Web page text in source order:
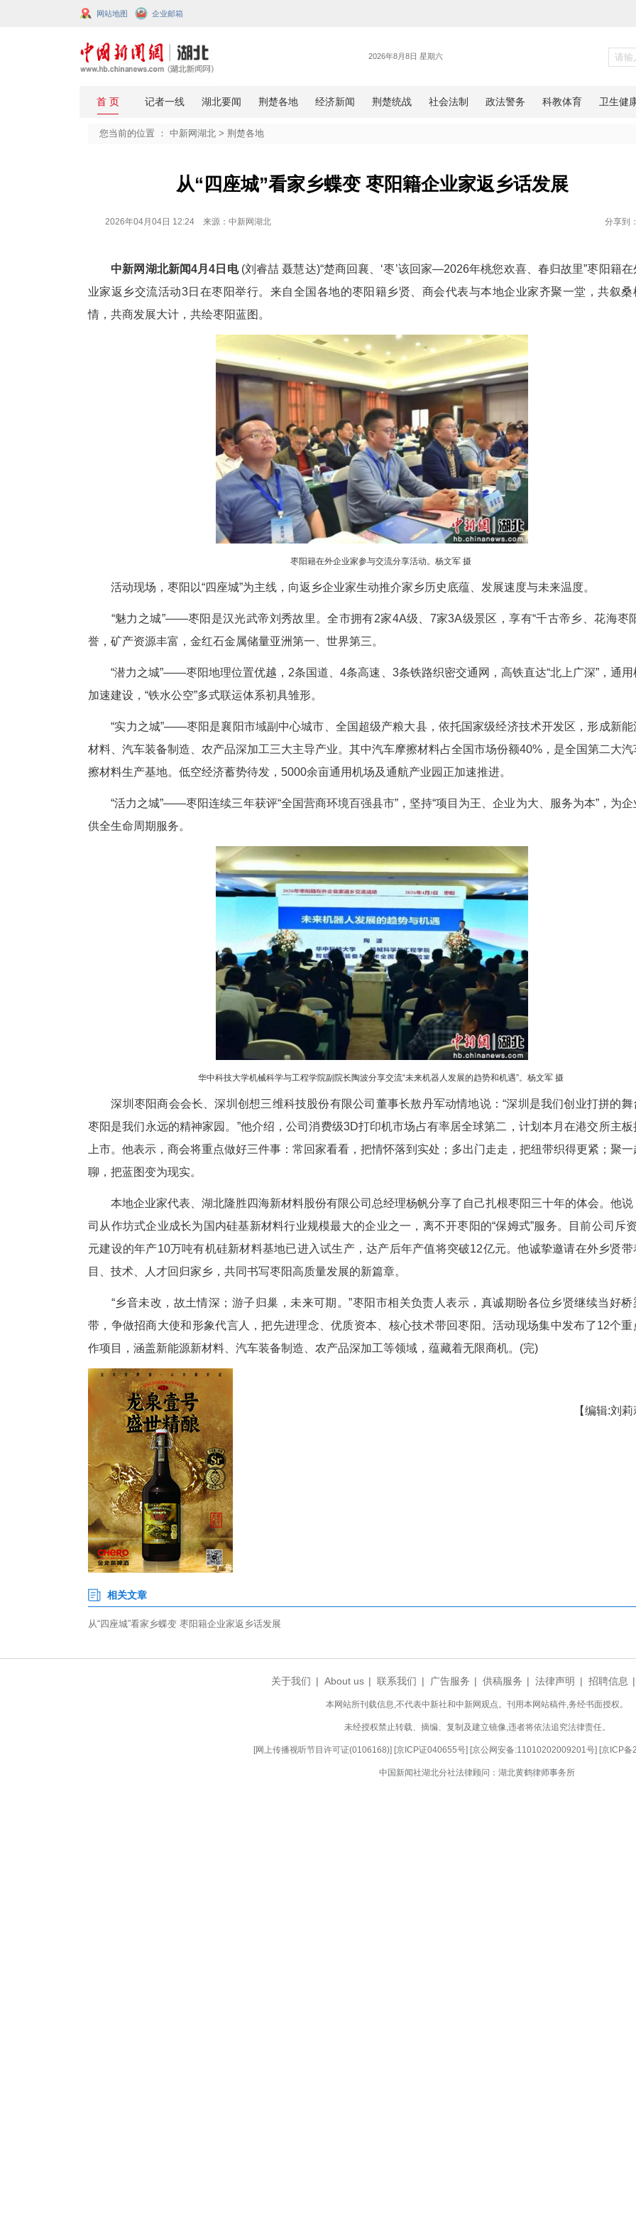
网站地图
从“四座城”看家乡蝶变 枣阳籍企业家返
2026年04月04日 12:24 来源：中新网湖北
中新网湖北新闻4月4日电(刘睿喆 聂慧达)“楚商回襄、‘枣’该回家—2026年桃您
业家返乡交流活动3日在枣阳举行。来自全国各地的枣阳籍乡贤、商会代表与本地
情，共商发展大计，共绘枣阳蓝图。
活动现场，枣阳以“四座城”为主线，向返乡企业家生动推介家乡历史底蕴、发展
“魅力之城”——枣阳是汉光武帝刘秀故里。全市拥有2家4A级、7家3A级景区，
誉，矿产资源丰富，金红石金属储量亚洲第一、世界第三。
“潜力之城”——枣阳地理位置优越，2条国道、4条高速、3条铁路织密交通网，高
加速建设，“铁水公空”多式联运体系初具雏形。
“实力之城”——枣阳是襄阳市域副中心城市、全国超级产粮大县，依托国家级经
材料、汽车装备制造、农产品深加工三大主导产业。其中汽车摩擦材料占全国市场
擦材料生产基地。低空经济蓄势待发，5000余亩通用机场及通航产业园正加速推进。
“活力之城”——枣阳连续三年获评“全国营商环境百强县市”，坚持“项目为王、企
华中科技大学机械科学与工程学院副院长陶波分享交流“未来机器人发展的趋势和机
深圳枣阳商会会长、深圳创想三维科技股份有限公司董事长敖丹军动情地说：“
枣阳是我们永远的精神家园。”他介绍，公司消费级3D打印机市场占有率居全球第
上市。他表示，商会将重点做好三件事：常回家看看，把情怀落到实处；多出门走
聊，把蓝图变为现实。
本地企业家代表、湖北隆胜四海新材料股份有限公司总经理杨帆分享了自己扎根
司从作坊式企业成长为国内硅基新材料行业规模最大的企业之一，离不开枣阳的“保
元建设的年产10万吨有机硅新材料基地已进入试生产，达产后年产值将突破12亿元
目、技术、人才回归家乡，共同书写枣阳高质量发展的新篇章。
“乡音未改，故土情深；游子归巢，未来可期。”枣阳市相关负责人表示，真诚
带，争做招商大使和形象代言人，把先进理念、优质资本、核心技术带回枣阳。
作项目，涵盖新能源新材料、汽车装备制造、农产品深加工等领域，蕴藏着无限商